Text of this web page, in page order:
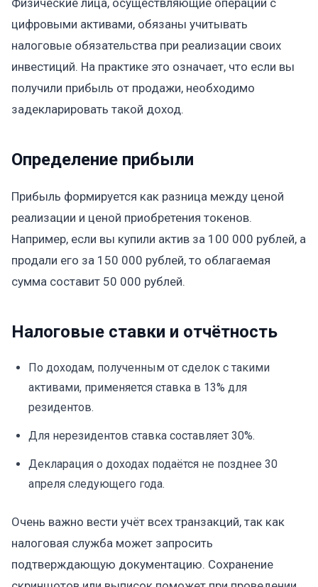
Физические лица, осуществляющие операции с
цифровыми активами, обязаны учитывать
налоговые обязательства при реализации своих
инвестиций. На практике это означает, что если вы
получили прибыль от продажи, необходимо
задекларировать такой доход.
Определение прибыли
Прибыль формируется как разница между ценой
реализации и ценой приобретения токенов.
Например, если вы купили актив за 100 000 рублей, а
продали его за 150 000 рублей, то облагаемая
сумма составит 50 000 рублей.
Налоговые ставки и отчётность
По доходам, полученным от сделок с такими
активами, применяется ставка в 13% для
резидентов.
Для нерезидентов ставка составляет 30%.
Декларация о доходах подаётся не позднее 30
апреля следующего года.
Очень важно вести учёт всех транзакций, так как
налоговая служба может запросить
подтверждающую документацию. Сохранение